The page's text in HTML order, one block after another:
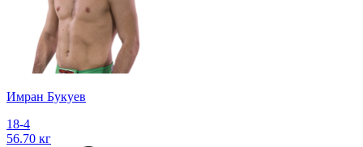
Имран Букуев
18-4
56.70 кг